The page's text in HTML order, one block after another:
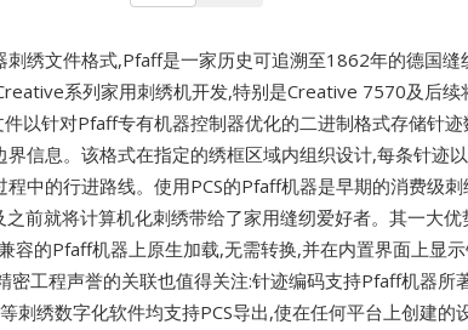
刺绣文件格式,Pfaff是一家历史可追溯至1862年的德国缝
系列家用刺绣机开发,特别是Creative 7570及后续
件以针对Pfaff专有机器控制器优化的二进制格式存储针
信息。该格式在指定的绣框区域内组织设计,每条针迹
中的行进路线。使用PCS的Pfaff机器是早期的消费级
之前就将计算机化刺绣带给了家用缝纫爱好者。其一大
容的Pfaff机器上原生加载,无需转换,并在内置界面上显
密工程声誉的关联也值得关注:针迹编码支持Pfaff机器所
刺绣数字化软件均支持PCS导出,使在任何平台上创建的